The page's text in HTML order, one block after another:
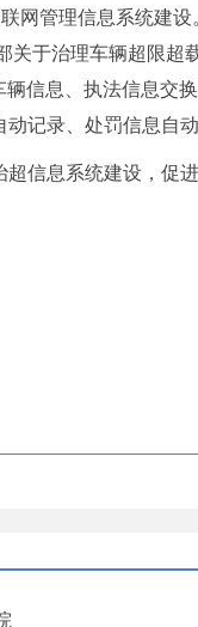
网管理信息系统建
于治理车辆超限超
信息、执法信息交
记录、处罚信息自动
信息系统建设，促